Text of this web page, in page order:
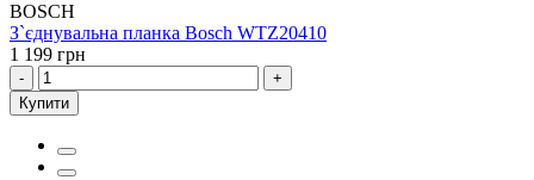
BOSCH
З`єднувальна планка Bosch WTZ20410
1 199 грн
-
+
Купити